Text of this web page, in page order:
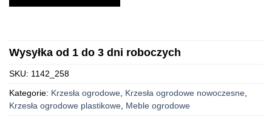
Wysyłka od 1 do 3 dni roboczych
SKU: 1142_258
Kategorie: Krzesła ogrodowe, Krzesła ogrodowe nowoczesne,
Krzesła ogrodowe plastikowe, Meble ogrodowe